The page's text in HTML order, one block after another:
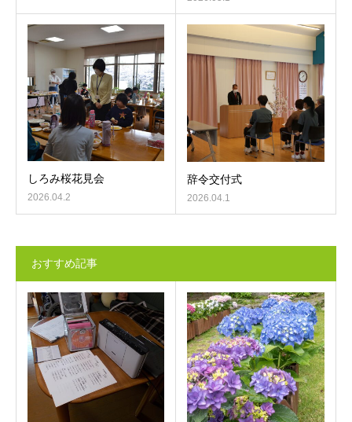
しろみ桜花見会
2026.04.2
辞令交付式
2026.04.1
おすすめ記事